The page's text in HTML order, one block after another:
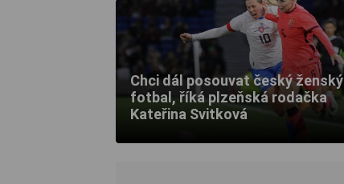
Chci dál posouvat český ženský
fotbal, říká plzeňská rodačka
Kateřina Svitková